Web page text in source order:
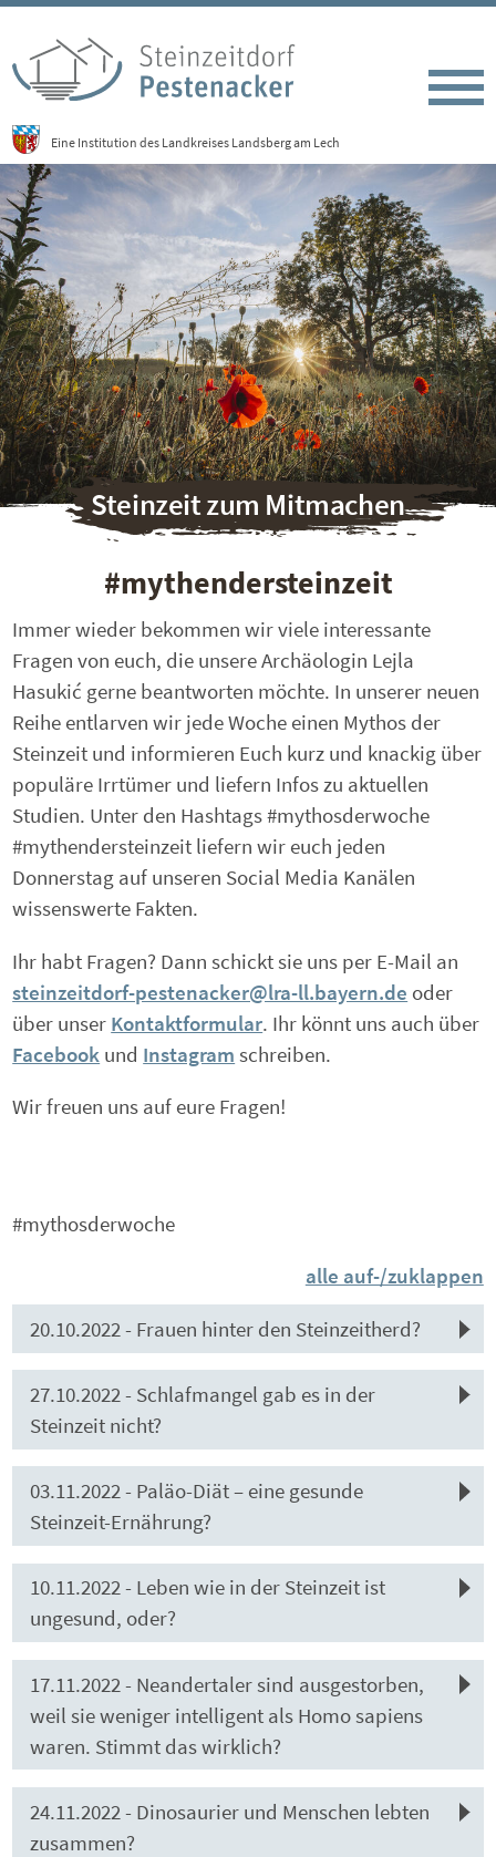
Eine Institution des Landkreises Landsberg am Lech
Steinzeit zum Mitmachen
#mythendersteinzeit
Immer wieder bekommen wir viele interessante
Fragen von euch, die unsere Archäologin Lejla
Hasukić gerne beantworten möchte. In unserer neuen
Reihe entlarven wir jede Woche einen Mythos der
Steinzeit und informieren Euch kurz und knackig über
populäre Irrtümer und liefern Infos zu aktuellen
Studien. Unter den Hashtags #mythosderwoche
#mythendersteinzeit liefern wir euch jeden
Donnerstag auf unseren Social Media Kanälen
wissenswerte Fakten.
Ihr habt Fragen? Dann schickt sie uns per E-Mail an
steinzeitdorf-pestenacker@lra-ll.bayern.de oder
über unser Kontaktformular. Ihr könnt uns auch über
Facebook und Instagram schreiben.
Wir freuen uns auf eure Fragen!
#mythosderwoche
alle auf-/zuklappen
20.10.2022 - Frauen hinter den Steinzeitherd?
27.10.2022 - Schlafmangel gab es in der
Steinzeit nicht?
03.11.2022 - Paläo-Diät – eine gesunde
Steinzeit-Ernährung?
10.11.2022 - Leben wie in der Steinzeit ist
ungesund, oder?
17.11.2022 - Neandertaler sind ausgestorben,
weil sie weniger intelligent als Homo sapiens
waren. Stimmt das wirklich?
24.11.2022 - Dinosaurier und Menschen lebten
zusammen?